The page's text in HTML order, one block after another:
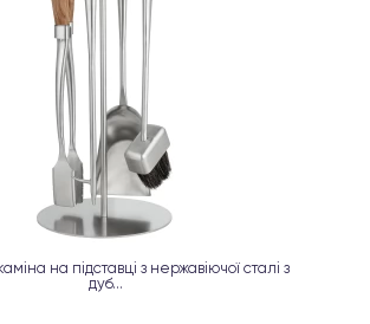
на підставці з нержавіючої сталі з
дуб...